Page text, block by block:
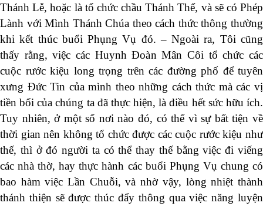
Thánh Lễ, hoặc là tổ chức chầu Thánh Thể, và sẽ có Phép
Lành với Mình Thánh Chúa theo cách thức thông thường
khi kết thúc buổi Phụng Vụ đó. – Ngoài ra, Tôi cũng
thấy rằng, việc các Huynh Đoàn Mân Côi tổ chức các
cuộc rước kiệu long trọng trên các đường phố để tuyên
xưng Đức Tin của mình theo những cách thức mà các vị
tiền bối của chúng ta đã thực hiện, là điều hết sức hữu ích.
Tuy nhiên, ở một số nơi nào đó, có thể vì sự bất tiện về
thời gian nên không tổ chức được các cuộc rước kiệu như
thế, thì ở đó người ta có thể thay thế bằng việc đi viếng
các nhà thờ, hay thực hành các buổi Phụng Vụ chung có
bao hàm việc Lần Chuỗi, và nhờ vậy, lòng nhiệt thành
thánh thiện sẽ được thúc đẩy thông qua việc năng luyện